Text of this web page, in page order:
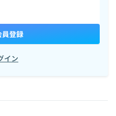
登録
イン